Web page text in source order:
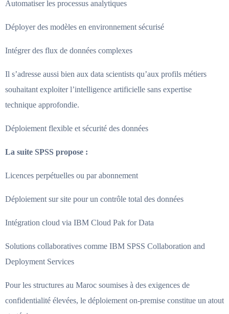
Automatiser les processus analytiques
Déployer des modèles en environnement sécurisé
Intégrer des flux de données complexes
Il s’adresse aussi bien aux data scientists qu’aux profils métiers
souhaitant exploiter l’intelligence artificielle sans expertise
technique approfondie.
Déploiement flexible et sécurité des données
La suite SPSS propose :
Licences perpétuelles ou par abonnement
Déploiement sur site pour un contrôle total des données
Intégration cloud via IBM Cloud Pak for Data
Solutions collaboratives comme IBM SPSS Collaboration and
Deployment Services
Pour les structures au Maroc soumises à des exigences de
confidentialité élevées, le déploiement on-premise constitue un atout